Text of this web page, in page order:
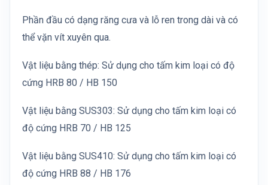
Phần đầu có dạng răng cưa và lỗ ren trong dài và có
thể vặn vít xuyên qua.
Vật liệu bằng thép: Sử dụng cho tấm kim loại có độ
cứng HRB 80 / HB 150
Vật liệu bằng SUS303: Sử dụng cho tấm kim loại có
độ cứng HRB 70 / HB 125
Vật liệu bằng SUS410: Sử dụng cho tấm kim loại có
độ cứng HRB 88 / HB 176